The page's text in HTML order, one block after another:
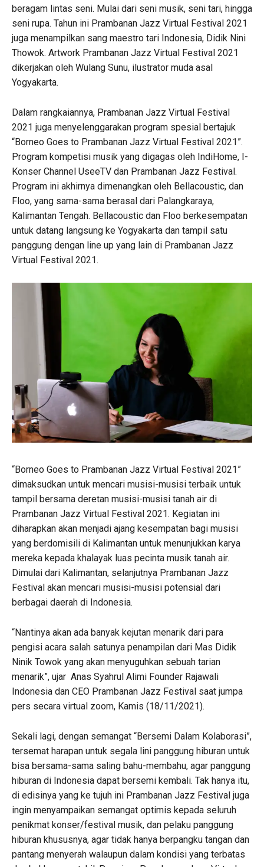
beragam lintas seni. Mulai dari seni musik, seni tari, hingga
seni rupa. Tahun ini Prambanan Jazz Virtual Festival 2021
juga menampilkan sang maestro tari Indonesia, Didik Nini
Thowok. Artwork Prambanan Jazz Virtual Festival 2021
dikerjakan oleh Wulang Sunu, ilustrator muda asal
Yogyakarta.
Dalam rangkaiannya, Prambanan Jazz Virtual Festival
2021 juga menyelenggarakan program spesial bertajuk
“Borneo Goes to Prambanan Jazz Virtual Festival 2021”.
Program kompetisi musik yang digagas oleh IndiHome, I-
Konser Channel UseeTV dan Prambanan Jazz Festival.
Program ini akhirnya dimenangkan oleh Bellacoustic, dan
Floo, yang sama-sama berasal dari Palangkaraya,
Kalimantan Tengah. Bellacoustic dan Floo berkesempatan
untuk datang langsung ke Yogyakarta dan tampil satu
panggung dengan line up yang lain di Prambanan Jazz
Virtual Festival 2021.
“Borneo Goes to Prambanan Jazz Virtual Festival 2021”
dimaksudkan untuk mencari musisi-musisi terbaik untuk
tampil bersama deretan musisi-musisi tanah air di
Prambanan Jazz Virtual Festival 2021. Kegiatan ini
diharapkan akan menjadi ajang kesempatan bagi musisi
yang berdomisili di Kalimantan untuk menunjukkan karya
mereka kepada khalayak luas pecinta musik tanah air.
Dimulai dari Kalimantan, selanjutnya Prambanan Jazz
Festival akan mencari musisi-musisi potensial dari
berbagai daerah di Indonesia.
“Nantinya akan ada banyak kejutan menarik dari para
pengisi acara salah satunya penampilan dari Mas Didik
Ninik Towok yang akan menyuguhkan sebuah tarian
menarik”, ujar Anas Syahrul Alimi Founder Rajawali
Indonesia dan CEO Prambanan Jazz Festival saat jumpa
pers secara virtual zoom, Kamis (18/11/2021).
Sekali lagi, dengan semangat “Bersemi Dalam Kolaborasi”,
tersemat harapan untuk segala lini panggung hiburan untuk
bisa bersama-sama saling bahu-membahu, agar panggung
hiburan di Indonesia dapat bersemi kembali. Tak hanya itu,
di edisinya yang ke tujuh ini Prambanan Jazz Festival juga
ingin menyampaikan semangat optimis kepada seluruh
penikmat konser/festival musik, dan pelaku panggung
hiburan khususnya, agar tidak hanya berpangku tangan dan
pantang menyerah walaupun dalam kondisi yang terbatas